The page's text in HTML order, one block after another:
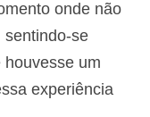
onde não
sentindo-se
um
experiência